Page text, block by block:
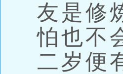
友是修
怕也不
二岁便